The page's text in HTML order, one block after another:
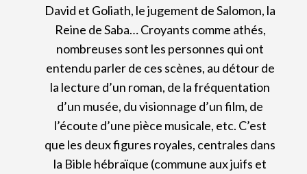
David et Goliath, le jugement de Salomon, la
Reine de Saba… Croyants comme athés,
nombreuses sont les personnes qui ont
entendu parler de ces scènes, au détour de
la lecture d’un roman, de la fréquentation
d’un musée, du visionnage d’un film, de
l’écoute d’une pièce musicale, etc. C’est
que les deux figures royales, centrales dans
la Bible hébraïque (commune aux juifs et